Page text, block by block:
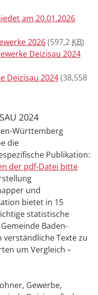
am 20.01.2026
2026(597,2 KB)
Deizisau 2024
Deizisau 2024(38,558
2024
Württemberg
die
Publikation:
der pdf-Datei bitte
und
bietet in 15
statistische
Baden-
Texte zu
um Vergleich –
Gewerbe,